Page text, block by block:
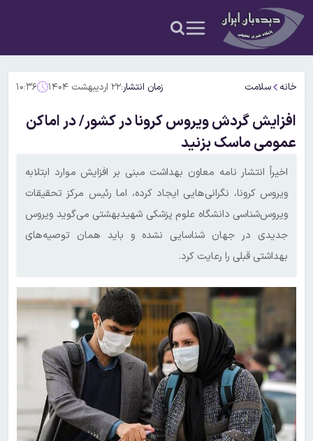
خانه سلامت زمان انتشار:۲۲ اردیبهشت ۱۴۰۴ ۱۰:۳۶
افزایش گردش ویروس کرونا در کشور/ در اماکن
عمومی ماسک بزنید
اخیراً انتشار نامه معاون بهداشت مبنی بر افزایش موارد ابتلابه
ویروس کرونا، نگرانی‌هایی ایجاد کرده، اما رئیس مرکز تحقیقات
ویروس‌شناسی دانشگاه علوم پزشکی شهیدبهشتی می‌گوید ویروس
جدیدی در جهان شناسایی نشده و باید همان توصیه‌های
بهداشتی قبلی را رعایت کرد.